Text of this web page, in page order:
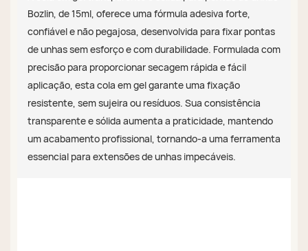
Bozlin, de 15ml, oferece uma fórmula adesiva forte,
confiável e não pegajosa, desenvolvida para fixar pontas
de unhas sem esforço e com durabilidade. Formulada com
precisão para proporcionar secagem rápida e fácil
aplicação, esta cola em gel garante uma fixação
resistente, sem sujeira ou resíduos. Sua consistência
transparente e sólida aumenta a praticidade, mantendo
um acabamento profissional, tornando-a uma ferramenta
essencial para extensões de unhas impecáveis.